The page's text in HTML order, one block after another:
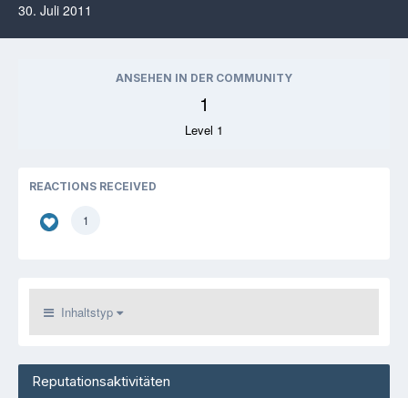
30. Juli 2011
ANSEHEN IN DER COMMUNITY
1
Level 1
REACTIONS RECEIVED
1
Inhaltstyp
Reputationsaktivitäten